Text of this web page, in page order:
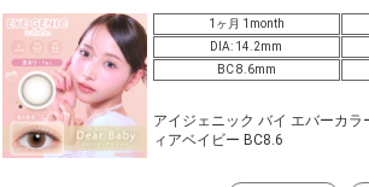
1ヶ月 1month
DIA: 14.2mm
BC 8.6mm
アイジェニック バイ エバーカ
ィアベイビー BC8.6